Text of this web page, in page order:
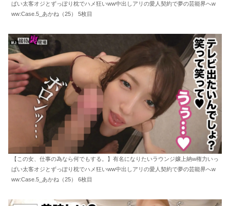
ぱい太客オジとずっぽり枕でハメ狂いww中出しアリの愛人契約で夢の芸能界へw
ww:Case.5_あかね（25） 5枚目
【この女、仕事の為なら何でもする。】有名になりたいラウンジ嬢上納w権力いっ
ぱい太客オジとずっぽり枕でハメ狂いww中出しアリの愛人契約で夢の芸能界へw
ww:Case.5_あかね（25） 6枚目